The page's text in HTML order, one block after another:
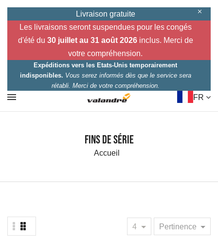
Livraison gratuite
Les livraisons seront suspendues pour les congés
d'été du 30 juillet au 31 août 2026inclus. Merci de
votre compréhension.
Expéditions vers les Etats-Unis temporairement
indisponibles. Vous serez informés dès que le service sera
rétabli. Merci de votre compréhension.
FR
Fins de série
Accueil
4 Pertinence